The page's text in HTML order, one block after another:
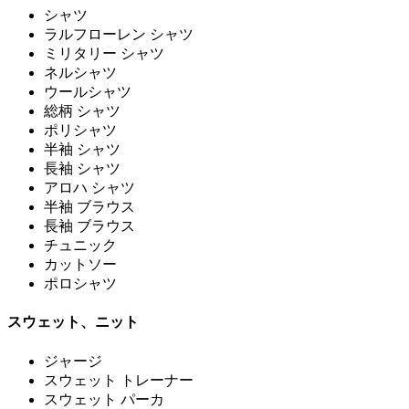
シャツ
ラルフローレン シャツ
ミリタリー シャツ
ネルシャツ
ウールシャツ
総柄 シャツ
ポリシャツ
半袖 シャツ
長袖 シャツ
アロハ シャツ
半袖 ブラウス
長袖 ブラウス
チュニック
カットソー
ポロシャツ
スウェット、ニット
ジャージ
スウェット トレーナー
スウェット パーカ